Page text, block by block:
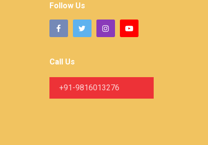
Follow Us
Call Us
+91-9816013276